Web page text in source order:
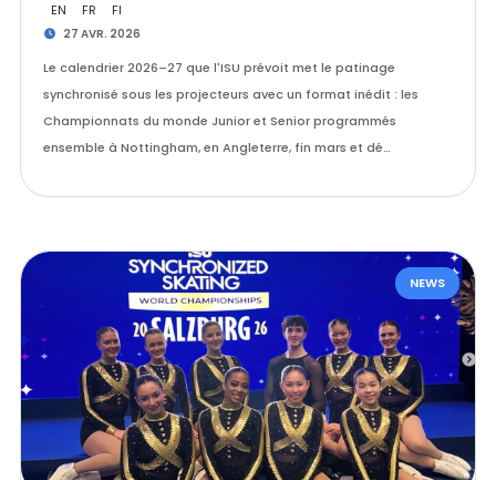
EN FR FI
27 AVR. 2026
Le calendrier 2026–27 que l'ISU prévoit met le patinage
synchronisé sous les projecteurs avec un format inédit : les
Championnats du monde Junior et Senior programmés
ensemble à Nottingham, en Angleterre, fin mars et dé…
NEWS